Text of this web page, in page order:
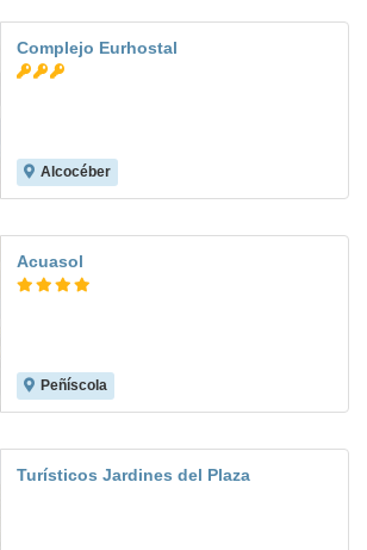
Complejo Eurhostal
Alcocéber
Acuasol
Peñíscola
Turísticos Jardines del Plaza